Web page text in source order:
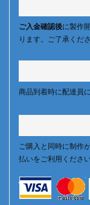
ご入金確認後に製作
ります。ご了承くださ
商品到着時に配達員
ご購入と同時に制作
払いをご利用ください